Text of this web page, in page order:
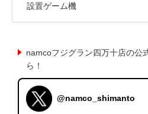
設置ゲーム機
namcoフジグラン四万十店の公
ら！
@namco_shimanto